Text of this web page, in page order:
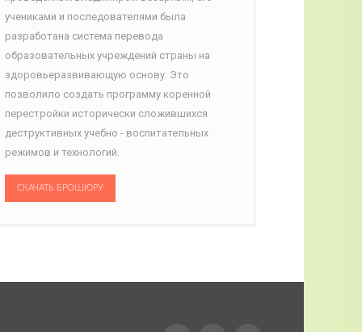
учениками и последователями была
разработана система перевода
образовательных учреждений страны на
здоровьеразвивающую основу. Это
позволило создать программу коренной
перестройки исторически сложившихся
деструктивных учебно - воспитательных
режимов и технологий.
СКАЧАТЬ БРОШЮРУ